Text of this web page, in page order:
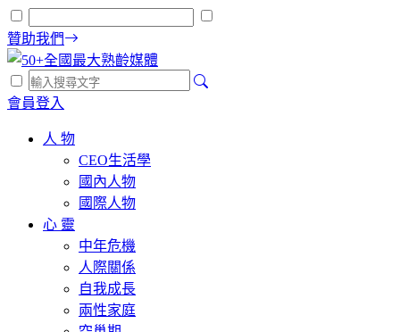
贊助我們
會員登入
人 物
CEO生活學
國內人物
國際人物
心 靈
中年危機
人際關係
自我成長
兩性家庭